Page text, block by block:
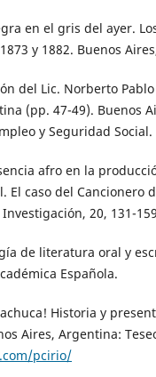
en el gris del ayer.
y 1882. Buenos
del Lic. Norberto
(pp. 47-49). Buenos
y Seguridad Social.
afro en la
El caso del Cancionero
20, 131-
de literatura oral y
Española.
Historia y
Aires, Argentina:
pcirio/